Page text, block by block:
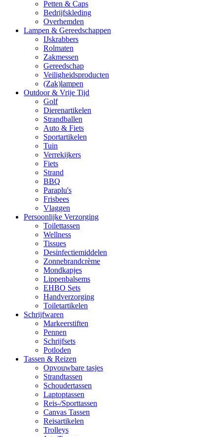
Petten & Caps
Bedrijfskleding
Overhemden
Lampen & Gereedschappen
IJskrabbers
Rolmaten
Zakmessen
Gereedschap
Veiligheidsproducten
(Zak)lampen
Outdoor & Vrije Tijd
Golf
Dierenartikelen
Strandballen
Auto & Fiets
Sportartikelen
Tuin
Verrekijkers
Fiets
Strand
BBQ
Paraplu's
Frisbees
Vlaggen
Persoonlijke Verzorging
Toilettassen
Wellness
Tissues
Desinfectiemiddelen
Zonnebrandcrème
Mondkapjes
Lippenbalsems
EHBO Sets
Handverzorging
Toiletartikelen
Schrijfwaren
Markeerstiften
Pennen
Schrijfsets
Potloden
Tassen & Reizen
Opvouwbare tasjes
Strandtassen
Schoudertassen
Laptoptassen
Reis-/Sporttassen
Canvas Tassen
Reisartikelen
Trolleys